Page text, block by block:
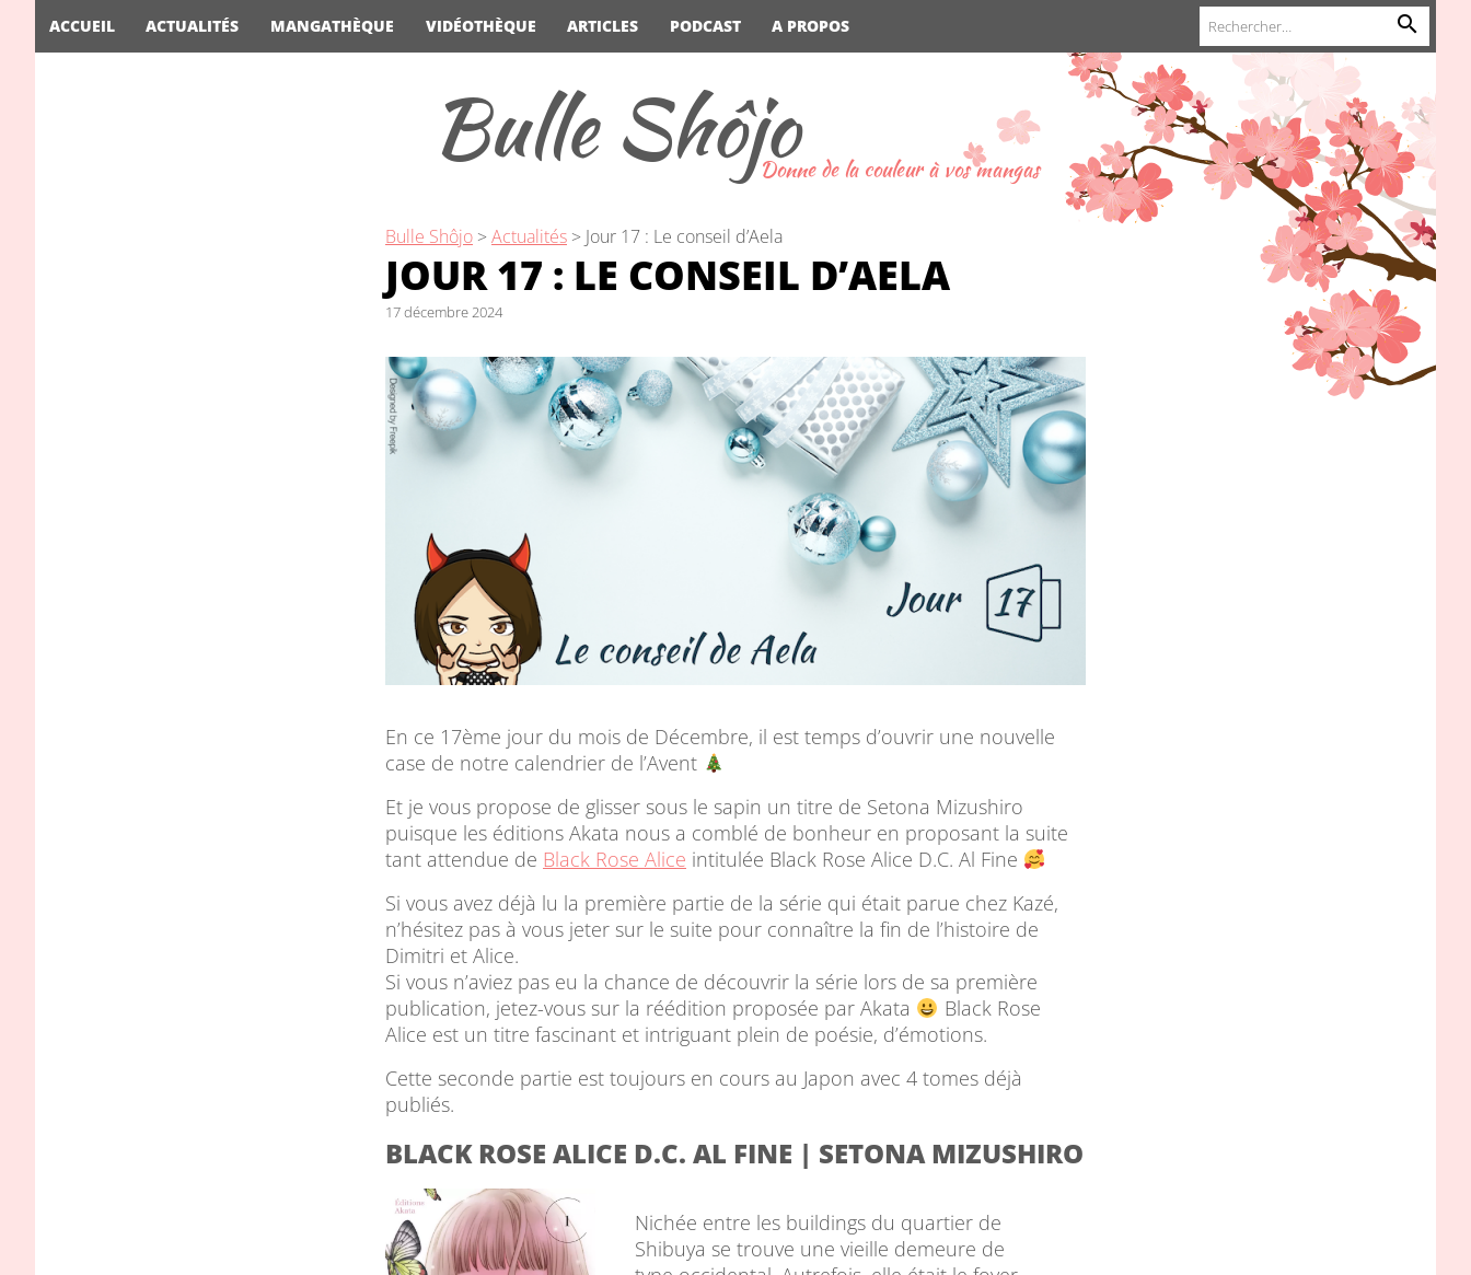
Bulle ShôjoDonne de la couleur à vos mangas
ACCUEIL ACTUALITÉS MANGATHÈQUE VIDÉOTHÈQUE ARTICLES PODCAST A PROPOS
Bulle Shôjo >Actualités > Jour 17 : Le conseil d’Aela
JOUR 17 : LE CONSEIL D’AELA
17 décembre 2024
En ce 17ème jour du mois de Décembre, il est temps d’ouvrir une nouvelle
case de notre calendrier de l’Avent
Et je vous propose de glisser sous le sapin un titre de Setona Mizushiro
puisque les éditions Akata nous a comblé de bonheur en proposant la suite
tant attendue de Black Rose Alice intitulée Black Rose Alice D.C. Al Fine
Si vous avez déjà lu la première partie de la série qui était parue chez Kazé,
n’hésitez pas à vous jeter sur le suite pour connaître la fin de l’histoire de
Dimitri et Alice.
Si vous n’aviez pas eu la chance de découvrir la série lors de sa première
publication, jetez-vous sur la réédition proposée par Akata
Black Rose
Alice est un titre fascinant et intriguant plein de poésie, d’émotions.
Cette seconde partie est toujours en cours au Japon avec 4 tomes déjà
publiés.
BLACK ROSE ALICE D.C. AL FINE | SETONA MIZUSHIRO
Nichée entre les buildings du quartier de
Shibuya se trouve une vieille demeure de